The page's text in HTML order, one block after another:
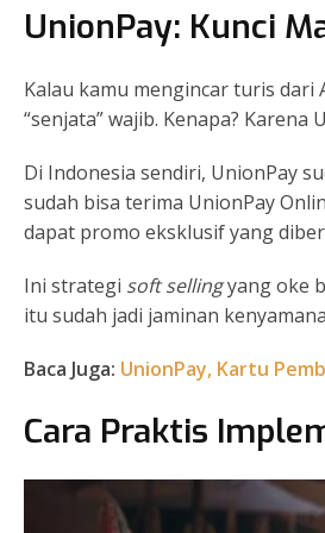
UnionPay: Kunci
Kalau kamu mengincar turis
“senjata” wajib. Kenapa?
Di Indonesia sendiri, UnionPay
sudah bisa terima UnionPay
dapat promo eksklusif yang
Ini strategi soft sellingyang oke
itu sudah jadi jaminan
Baca Juga: UnionPay, Kartu
Cara Praktis